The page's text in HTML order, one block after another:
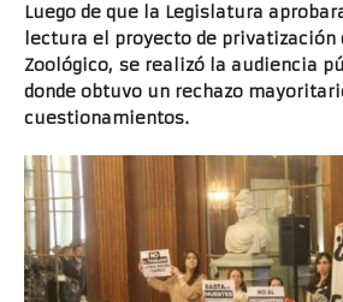
Luego de que la Legislatura
lectura el proyecto de privatización
Zoológico, se realizó la audiencia
donde obtuvo un rechazo
cuestionamientos.